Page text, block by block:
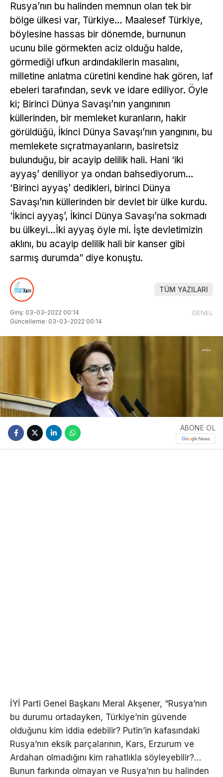
Rusya’nın bu halinden memnun olan tek bir
bölge ülkesi var, Türkiye… Maalesef Türkiye,
böylesine hassas bir dönemde, burnunun
ucunu bile görmekten aciz olduğu halde,
görmediği ufkun ardındakilerin masalını,
milletine anlatma cüretini kendine hak gören, laf
ebeleri tarafından, sevk ve idare ediliyor. Öyle
ki; Birinci Dünya Savaşı’nın yangınının
küllerinden, bir memleket kuranların, hakir
görüldüğü, İkinci Dünya Savaşı’nın yangınını, bu
memlekete sıçratmayanların, basiretsiz
bulunduğu, bir acayip delilik hali. Hani ‘iki
ayyaş’ deniliyor ya ondan bahsediyorum…
‘Birinci ayyaş’ dedikleri, birinci Dünya
Savaşı’nın küllerinden bir devlet bir ülke kurdu.
‘İkinci ayyaş’, İkinci Dünya Savaşı’na sokmadı
bu ülkeyi…İki ayyaş öyle mi. İşte devletimizin
aklını, bu acayip delilik hali bir kanser gibi
sarmış durumda” diye konuştu.
TÜM YAZILARI
Giriş: 03-03-2022 00:14
Güncelleme: 03-03-2022 00:14
GENEL
ABONE OL
İYİ Parti Genel Başkanı Meral Akşener, “Rusya’nın
bu durumu ortadayken, Türkiye’nin güvende
olduğunu kim iddia edebilir? Putin’in kafasındaki
Rusya’nın eksik parçalarının, Kars, Erzurum ve
Ardahan olmadığını kim rahatlıkla söyleyebilir?…
Bunun farkında olmayan ve Rusya’nın bu halinden